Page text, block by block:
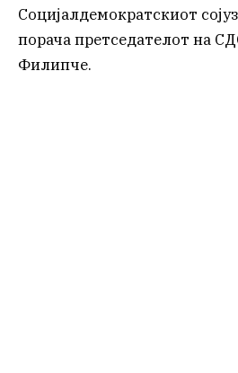
Социјалдемократскиот
порача претседателот на
Филипче.